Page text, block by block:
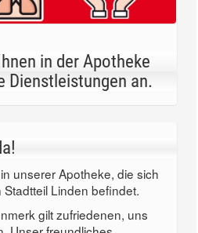
in der Apotheke
Dienstleistungen an.
unserer Apotheke, die sich
Linden befindet.
gilt zufriedenen, uns